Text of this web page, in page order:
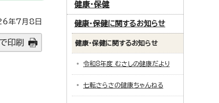
年7月8日
印刷
健康・保健
健康・保健に関するお知らせ
健康・保健に関するお知らせ
令和8年度 むさしの健康だより
七転さらさの健康ちゃんねる